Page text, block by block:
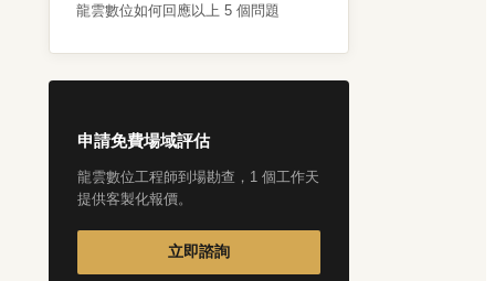
龍雲數位如何回應以上 5 個問題
申請免費場域評估
龍雲數位工程師到場勘查，1 個工作天
提供客製化報價。
立即諮詢